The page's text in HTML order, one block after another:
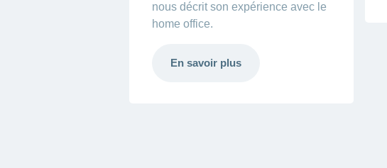
nous décrit son expérience avec le
home office.
En savoir plus